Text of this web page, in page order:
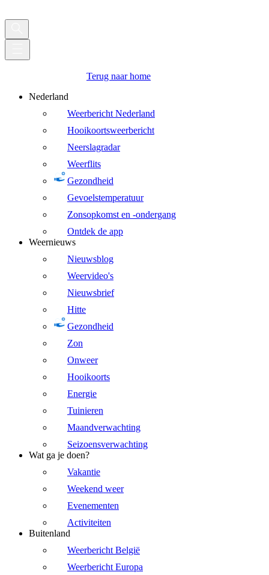
Terug naar home
Nederland
Weerbericht Nederland
Hooikoortsweerbericht
Neerslagradar
Weerflits
Gezondheid
Gevoelstemperatuur
Zonsopkomst en -ondergang
Ontdek de app
Weernieuws
Nieuwsblog
Weervideo's
Nieuwsbrief
Hitte
Gezondheid
Zon
Onweer
Hooikoorts
Energie
Tuinieren
Maandverwachting
Seizoensverwachting
Wat ga je doen?
Vakantie
Weekend weer
Evenementen
Activiteiten
Buitenland
Weerbericht België
Weerbericht Europa